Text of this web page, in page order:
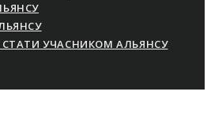
УЧАСНИКОМ АЛЬЯНСУ